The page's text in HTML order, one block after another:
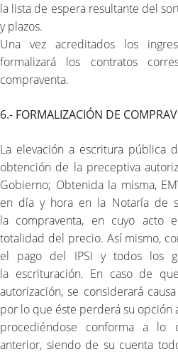
la lista de espera resultante del
y plazos.
Una vez acreditados los
formalizará los contratos
compraventa.
6.- FORMALIZACIÓN DE
La elevación a escritura pública
obtención de la preceptiva
Gobierno; Obtenida la misma,
en día y hora en la Notaría de
la compraventa, en cuyo acto
totalidad del precio. Así mismo,
el pago del IPSI y todos los
la escrituración. En caso de
autorización, se considerará
por lo que éste perderá su opción
procediéndose conforma a lo
anterior, siendo de su cuenta